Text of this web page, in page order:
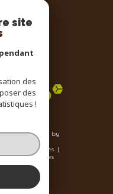
powered by
Mentions légales
RGPD Cookies
site
des
des
!